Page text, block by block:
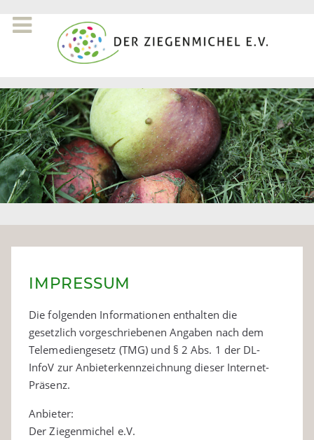
IMPRESSUM
Die folgenden Informationen enthalten die
gesetzlich vorgeschriebenen Angaben nach dem
Telemediengesetz (TMG) und § 2 Abs. 1 der DL-
InfoV zur Anbieterkennzeichnung dieser Internet-
Präsenz.
Anbieter:
Der Ziegenmichel e.V.